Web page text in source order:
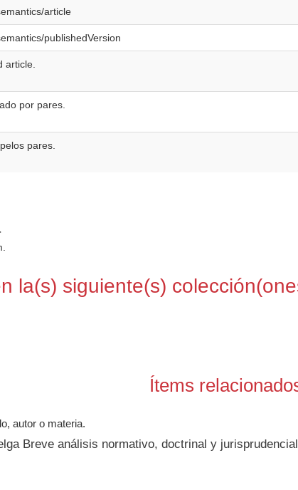
article
publishedVersion
article.
por pares.
pares.
la(s) siguiente(s)
Ítems
autor o materia.
Breve análisis normativo, doctrinal y